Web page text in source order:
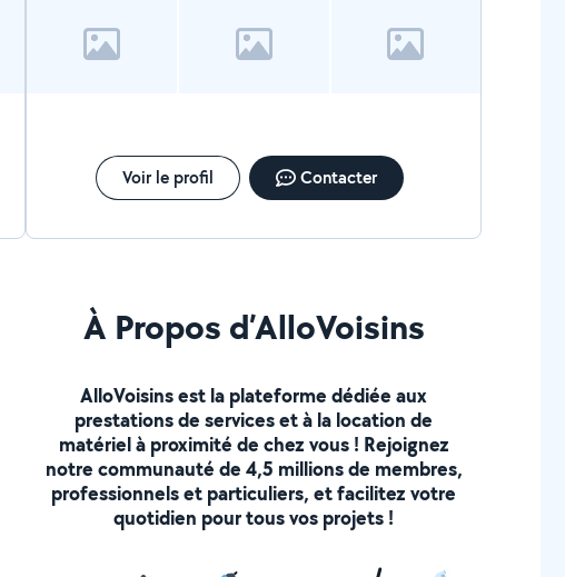
Voir le profil Contacter
À Propos d’AlloVoisins
AlloVoisins est la plateforme dédiée aux
prestations de services et à la location de
matériel à proximité de chez vous ! Rejoignez
notre communauté de 4,5 millions de membres,
professionnels et particuliers, et facilitez votre
quotidien pour tous vos projets !